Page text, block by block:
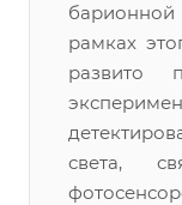
рамках
развито
света,